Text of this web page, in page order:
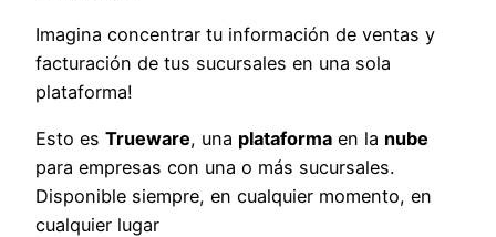
Imagina concentrar tu información de ventas y
facturación de tus sucursales en una sola
plataforma!
Esto es Trueware, una plataforma en la nube
para empresas con una o más sucursales.
Disponible siempre, en cualquier momento, en
cualquier lugar